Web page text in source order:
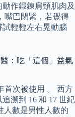
作鍛鍊肩頸肌肉及
嘴巴閉緊，若覺得
輕輕左右晃動腦
：吃「這個」益氣
首次被使用 。 西方
溯到 16 和 17 世紀
人數是男性人數的